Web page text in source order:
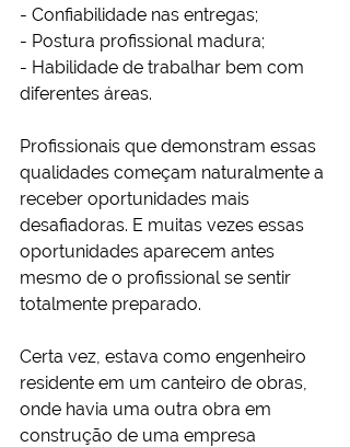
- Confiabilidade nas entregas;
- Postura profissional madura;
- Habilidade de trabalhar bem com
diferentes áreas.
Profissionais que demonstram essas
qualidades começam naturalmente a
receber oportunidades mais
desafiadoras. E muitas vezes essas
oportunidades aparecem antes
mesmo de o profissional se sentir
totalmente preparado.
Certa vez, estava como engenheiro
residente em um canteiro de obras,
onde havia uma outra obra em
construção de uma empresa